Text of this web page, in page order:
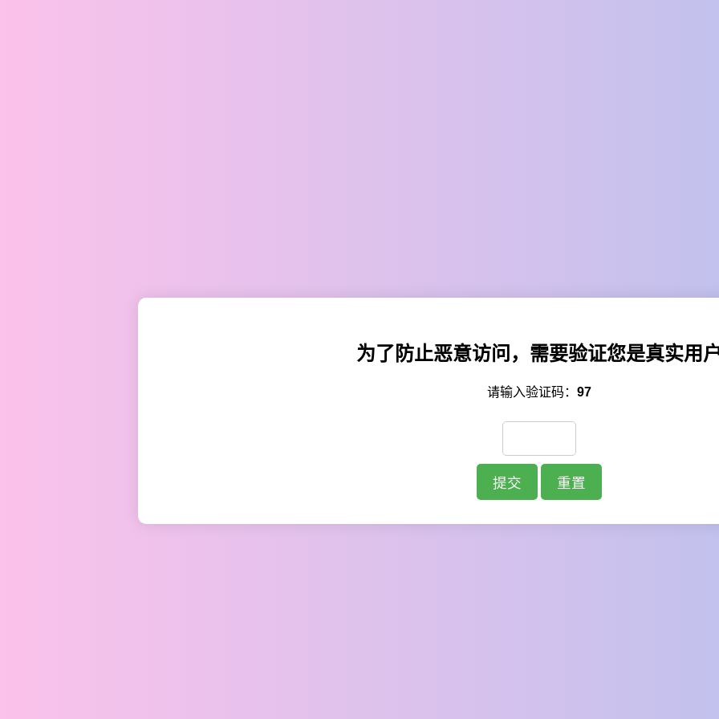
为了防止恶意访问，需要验证您是真实用
请输入验证码： 97
提交 重置